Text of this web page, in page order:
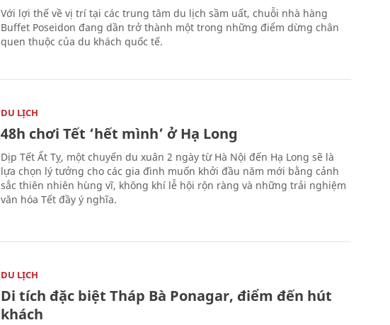
Với lợi thế về vị trí tại các trung tâm du lịch sầm uất, chuỗi nhà hàng
Buffet Poseidon đang dần trở thành một trong những điểm dừng chân
quen thuộc của du khách quốc tế.
DU LỊCH
48h chơi Tết ‘hết mình’ ở Hạ Long
Dịp Tết Ất Tỵ, một chuyến du xuân 2 ngày từ Hà Nội đến Hạ Long sẽ là
lựa chọn lý tưởng cho các gia đình muốn khởi đầu năm mới bằng cảnh
sắc thiên nhiên hùng vĩ, không khí lễ hội rộn ràng và những trải nghiệm
văn hóa Tết đầy ý nghĩa.
DU LỊCH
Di tích đặc biệt Tháp Bà Ponagar, điểm đến hút
khách